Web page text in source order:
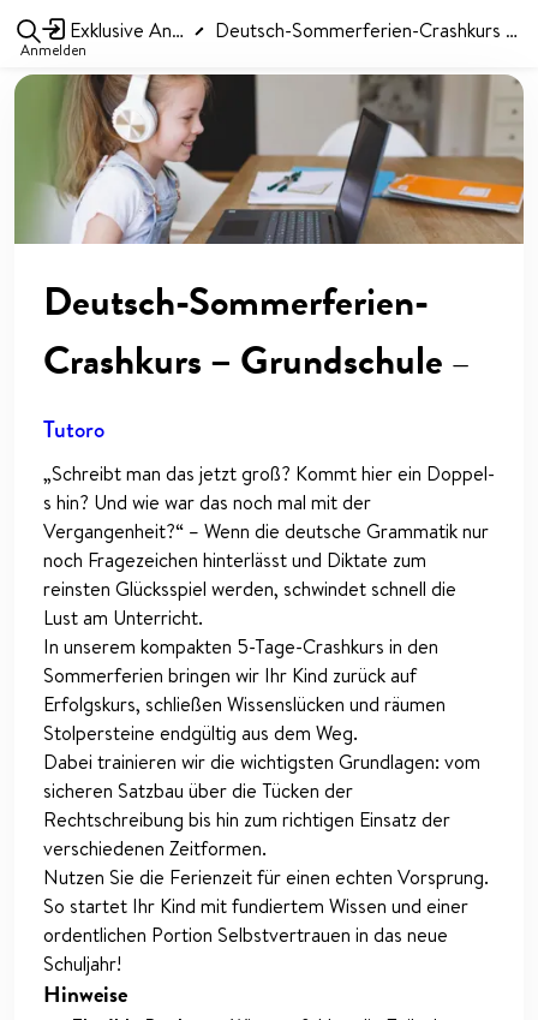
Anmelden
Exklusive Angebote Deutsch-Sommerferien-Crashkurs – Grundschule
Deutsch-Sommerferien-
Crashkurs – Grundschule —
Tutoro
„Schreibt man das jetzt groß? Kommt hier ein Doppel-
s hin? Und wie war das noch mal mit der
Vergangenheit?“ – Wenn die deutsche Grammatik nur
noch Fragezeichen hinterlässt und Diktate zum
reinsten Glücksspiel werden, schwindet schnell die
Lust am Unterricht.
In unserem kompakten 5-Tage-Crashkurs in den
Sommerferien bringen wir Ihr Kind zurück auf
Erfolgskurs, schließen Wissenslücken und räumen
Stolpersteine endgültig aus dem Weg.
Dabei trainieren wir die wichtigsten Grundlagen: vom
sicheren Satzbau über die Tücken der
Rechtschreibung bis hin zum richtigen Einsatz der
verschiedenen Zeitformen.
Nutzen Sie die Ferienzeit für einen echten Vorsprung.
So startet Ihr Kind mit fundiertem Wissen und einer
ordentlichen Portion Selbstvertrauen in das neue
Schuljahr!
Hinweise